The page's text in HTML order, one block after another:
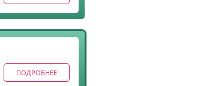
ПОДРОБНЕЕ